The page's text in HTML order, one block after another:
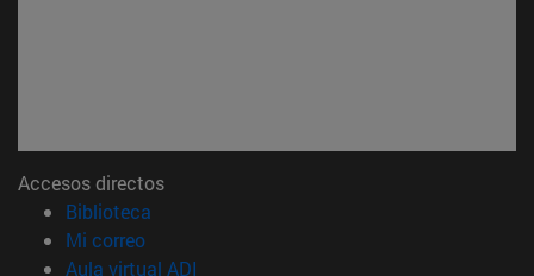
Accesos directos
Biblioteca
Mi correo(abre en nueva ventana)
Aula virtual ADI